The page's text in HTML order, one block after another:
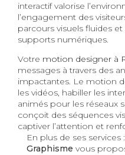
interactif valorise
l’engagement des
parcours visuels fluides
supports numériques.
Votre motion designer à
messages à travers des
impactantes. Le motion
les vidéos, habiller les
animés pour les réseaux
conçoit des séquences
captiver l’attention et
En plus de ses services :
Graphisme vous